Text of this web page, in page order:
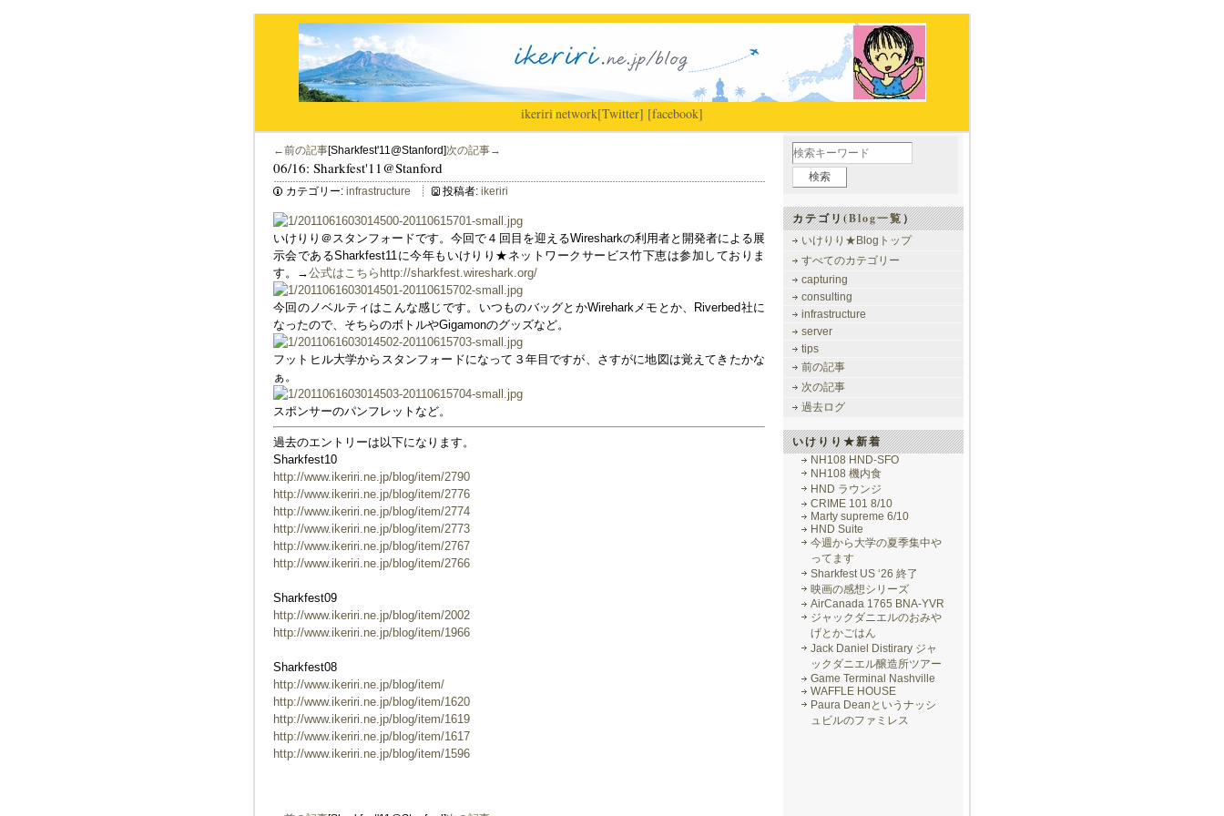
ikeriri|network[Twitter] [facebook]
←前の記事[Sharkfest'11@Stanford]次の記事→
06/16: Sharkfest'11@Stanford
カテゴリー: infrastructure 投稿者: ikeriri
いけりり＠スタンフォードです。今回で４回目を迎えるWiresharkの利用者と開発者による展
示会であるSharkfest11に今年もいけりり★ネットワークサービス竹下恵は参加しておりま
す。→公式はこちらhttp://sharkfest.wireshark.org/
今回のノベルティはこんな感じです。いつものバッグとかWireharkメモとか、Riverbed社に
なったので、そちらのボトルやGigamonのグッズなど。
フットヒル大学からスタンフォードになって３年目ですが、さすがに地図は覚えてきたかな
ぁ。
スポンサーのパンフレットなど。
過去のエントリーは以下になります。
Sharkfest10
http://www.ikeriri.ne.jp/blog/item/2790
http://www.ikeriri.ne.jp/blog/item/2776
http://www.ikeriri.ne.jp/blog/item/2774
http://www.ikeriri.ne.jp/blog/item/2773
http://www.ikeriri.ne.jp/blog/item/2767
http://www.ikeriri.ne.jp/blog/item/2766
Sharkfest09
http://www.ikeriri.ne.jp/blog/item/2002
http://www.ikeriri.ne.jp/blog/item/1966
Sharkfest08
http://www.ikeriri.ne.jp/blog/item/
http://www.ikeriri.ne.jp/blog/item/1620
http://www.ikeriri.ne.jp/blog/item/1619
http://www.ikeriri.ne.jp/blog/item/1617
http://www.ikeriri.ne.jp/blog/item/1596
カテゴリ(Blog一覧）
いけりり★Blogトップ
すべてのカテゴリー
capturing
consulting
infrastructure
server
tips
前の記事
次の記事
過去ログ
いけりり★新着
NH108 HND-SFO
NH108 機内食
HND ラウンジ
CRIME 101 8/10
Marty supreme 6/10
HND Suite
今週から大学の夏季集中や
ってます
Sharkfest US ‘26 終了
映画の感想シリーズ
AirCanada 1765 BNA-YVR
ジャックダニエルのおみや
げとかごはん
Jack Daniel Distirary ジャ
ックダニエル醸造所ツアー
Game Terminal Nashville
WAFFLE HOUSE
Paura Deanというナッシ
ュビルのファミレス